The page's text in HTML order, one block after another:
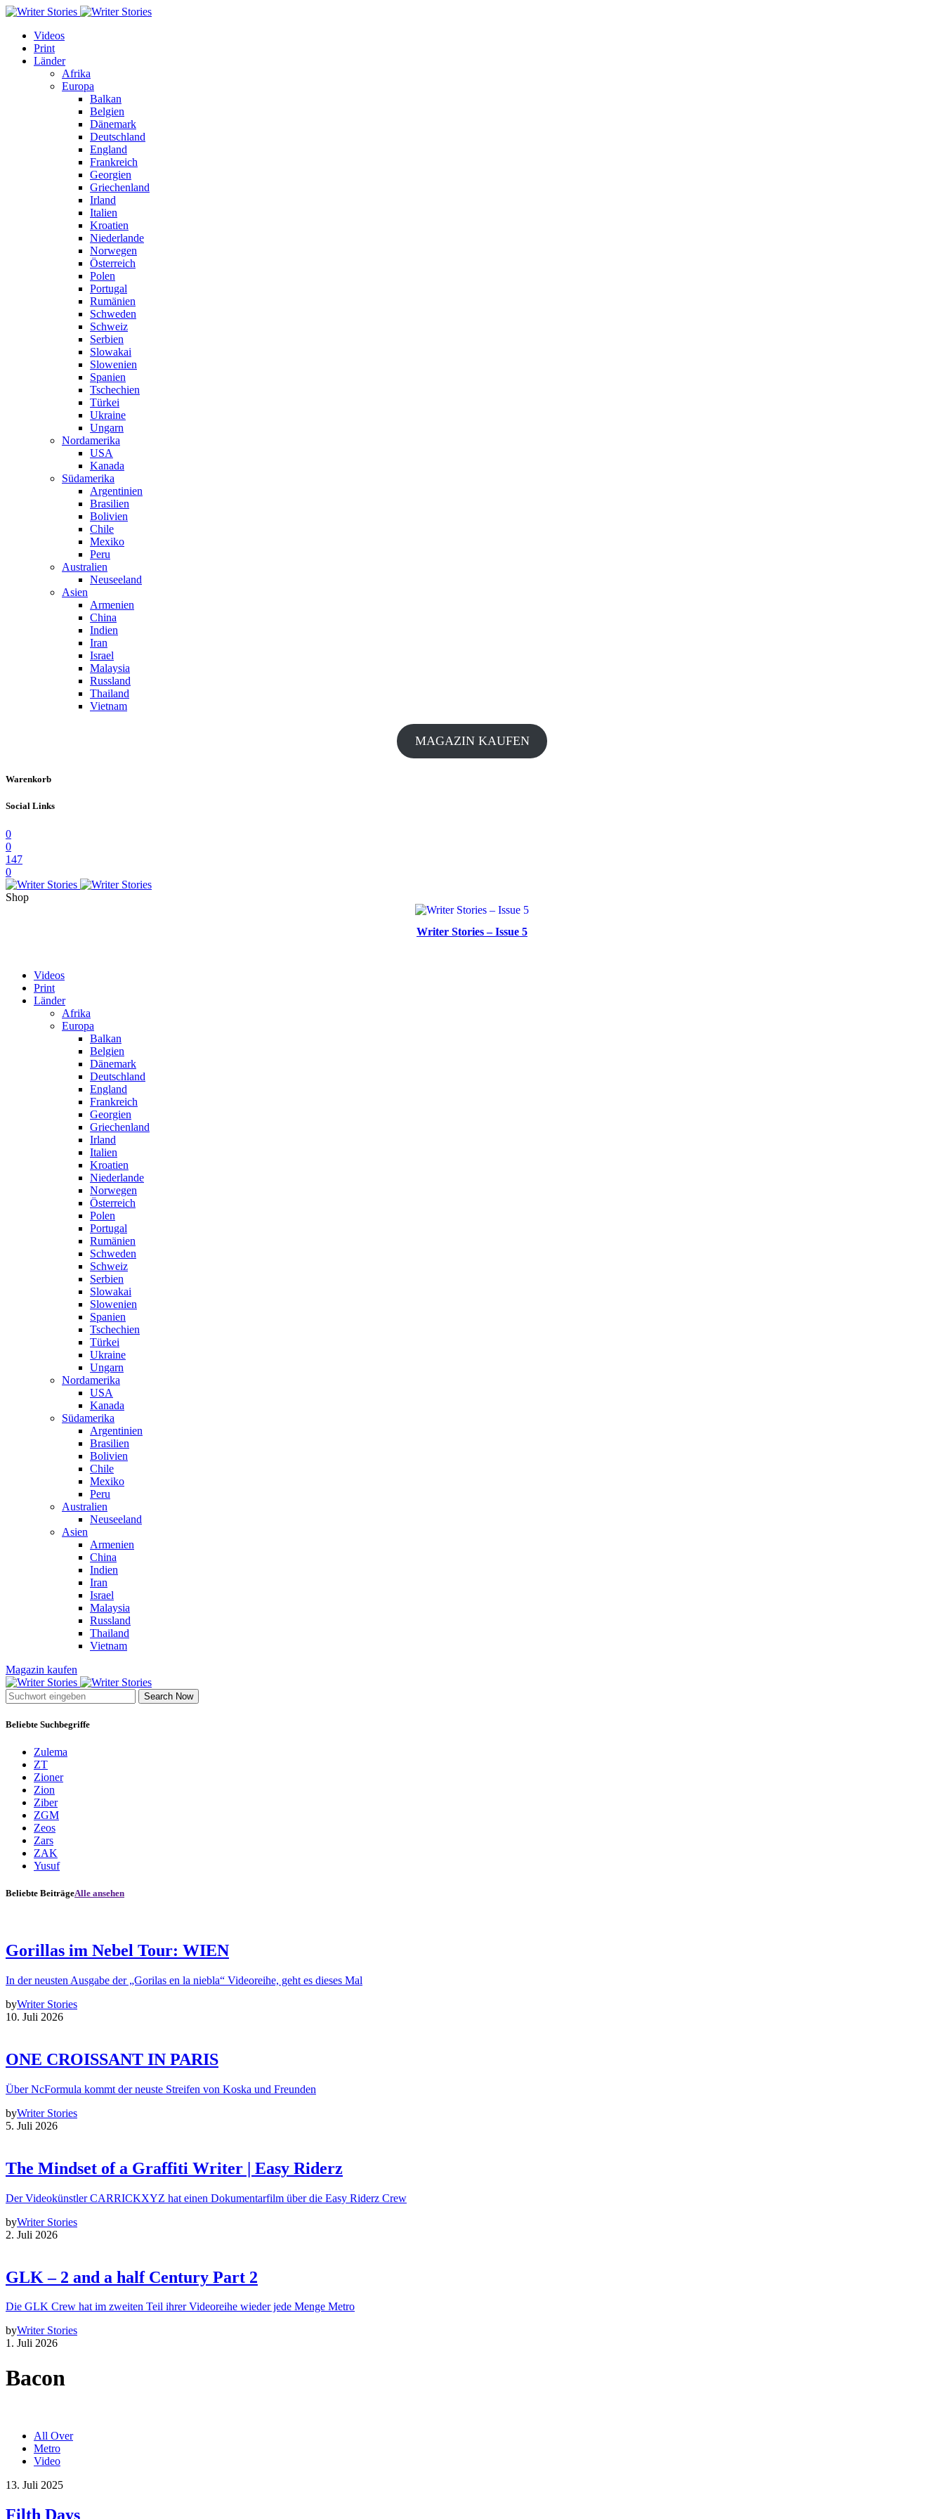
Videos
Print
Länder
Afrika
Europa
Balkan
Belgien
Dänemark
Deutschland
England
Frankreich
Georgien
Griechenland
Irland
Italien
Kroatien
Niederlande
Norwegen
Österreich
Polen
Portugal
Rumänien
Schweden
Schweiz
Serbien
Slowakai
Slowenien
Spanien
Tschechien
Türkei
Ukraine
Ungarn
Nordamerika
USA
Kanada
Südamerika
Argentinien
Brasilien
Bolivien
Chile
Mexiko
Peru
Australien
Neuseeland
Asien
Armenien
China
Indien
Iran
Israel
Malaysia
Russland
Thailand
Vietnam
MAGAZIN KAUFEN
Warenkorb
Social Links
0
0
147
0
Shop
Writer Stories – Issue 5
Videos
Print
Länder
Afrika
Europa
Balkan
Belgien
Dänemark
Deutschland
England
Frankreich
Georgien
Griechenland
Irland
Italien
Kroatien
Niederlande
Norwegen
Österreich
Polen
Portugal
Rumänien
Schweden
Schweiz
Serbien
Slowakai
Slowenien
Spanien
Tschechien
Türkei
Ukraine
Ungarn
Nordamerika
USA
Kanada
Südamerika
Argentinien
Brasilien
Bolivien
Chile
Mexiko
Peru
Australien
Neuseeland
Asien
Armenien
China
Indien
Iran
Israel
Malaysia
Russland
Thailand
Vietnam
Magazin kaufen
Search Now
Beliebte Suchbegriffe
Zulema
ZT
Zioner
Zion
Ziber
ZGM
Zeos
Zars
ZAK
Yusuf
Beliebte BeiträgeAlle ansehen
Gorillas im Nebel Tour: WIEN
In der neusten Ausgabe der „Gorilas en la niebla“ Videoreihe, geht es dieses Mal
byWriter Stories
10. Juli 2026
ONE CROISSANT IN PARIS
Über NcFormula kommt der neuste Streifen von Koska und Freunden
byWriter Stories
5. Juli 2026
The Mindset of a Graffiti Writer | Easy Riderz
Der Videokünstler CARRICKXYZ hat einen Dokumentarfilm über die Easy Riderz Crew
byWriter Stories
2. Juli 2026
GLK – 2 and a half Century Part 2
Die GLK Crew hat im zweiten Teil ihrer Videoreihe wieder jede Menge Metro
byWriter Stories
1. Juli 2026
Bacon
All Over
Metro
Video
13. Juli 2025
Filth Days